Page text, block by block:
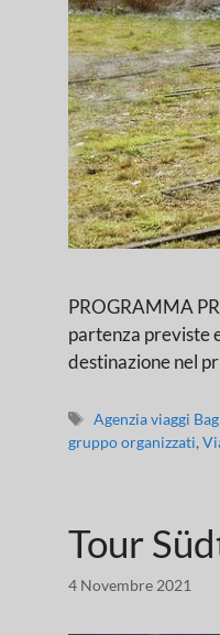
PROGRAMMA
partenza previste
destinazione nel
Agenzia viaggi
gruppo organizzati,
Tour
4 Novembre 2021